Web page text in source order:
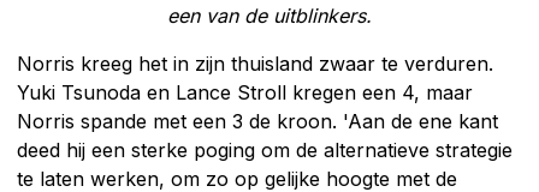
een van de uitblinkers.
Norris kreeg het in zijn thuisland zwaar te verduren.
Yuki Tsunoda en Lance Stroll kregen een 4, maar
Norris spande met een 3 de kroon. 'Aan de ene kant
deed hij een sterke poging om de alternatieve strategie
te laten werken, om zo op gelijke hoogte met de